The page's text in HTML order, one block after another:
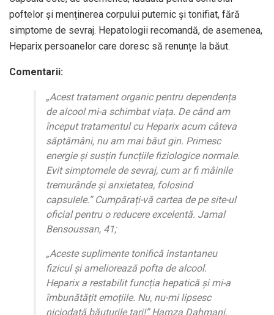
poftelor și menținerea corpului puternic și tonifiat, fără
simptome de sevraj. Hepatologii recomandă, de asemenea,
Heparix persoanelor care doresc să renunțe la băut.
Comentarii:
„Acest tratament organic pentru dependența
de alcool mi-a schimbat viața. De când am
început tratamentul cu Heparix acum câteva
săptămâni, nu am mai băut gin. Primesc
energie și susțin funcțiile fiziologice normale.
Evit simptomele de sevraj, cum ar fi mâinile
tremurânde și anxietatea, folosind
capsulele.” Cumpărați-vă cartea de pe site-ul
oficial pentru o reducere excelentă. Jamal
Bensoussan, 41;
„Aceste suplimente tonifică instantaneu
fizicul și ameliorează pofta de alcool.
Heparix a restabilit funcția hepatică și mi-a
îmbunătățit emoțiile. Nu, nu-mi lipsesc
niciodată băuturile tari!” Hamza Dahmani,